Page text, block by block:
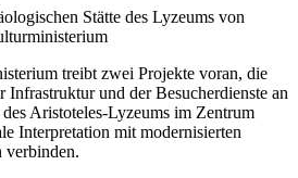
treibt zwei Projekte voran, die
Infrastruktur und der Besucherdienste an
Aristoteles-Lyzeums im Zentrum
Interpretation mit modernisierten
verbinden.